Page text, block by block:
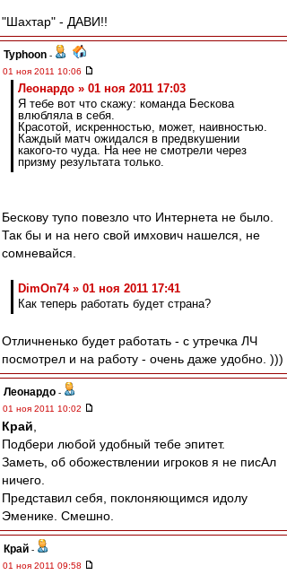
"Шахтар" - ДАВИ!!
Typhoon -
01 ноя 2011 10:06
Леонардо » 01 ноя 2011 17:03
Я тебе вот что скажу: команда Бескова
влюбляла в себя.
Красотой, искренностью, может, наивностью.
Каждый матч ожидался в предвкушении
какого-то чуда. На нее не смотрели через
призму результата только.
Бескову тупо повезло что Интернета не было.
Так бы и на него свой имхович нашелся, не
сомневайся.
DimOn74 » 01 ноя 2011 17:41
Как теперь работать будет страна?
Отличненько будет работать - с утречка ЛЧ
посмотрел и на работу - очень даже удобно. )))
Леонардо -
01 ноя 2011 10:02
Край
Подбери любой удобный тебе эпитет.
Заметь, об обожествлении игроков я не писАл
ничего.
Представил себя, поклоняющимся идолу
Эменике. Смешно.
Край -
01 ноя 2011 09:58